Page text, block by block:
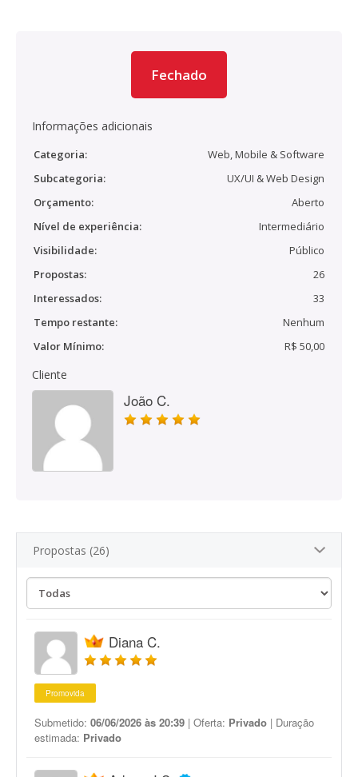
Fechado
Informações adicionais
Categoria:
Web, Mobile & Software
Subcategoria:
UX/UI & Web Design
Orçamento:
Aberto
Nível de experiência:
Intermediário
Visibilidade:
Público
Propostas:
26
Interessados:
33
Tempo restante:
Nenhum
Valor Mínimo:
R$ 50,00
Cliente
João C.
Propostas (26)
Diana C.
Promovida
Submetido: 06/06/2026 às 20:39 | Oferta: Privado | Duração
estimada: Privado